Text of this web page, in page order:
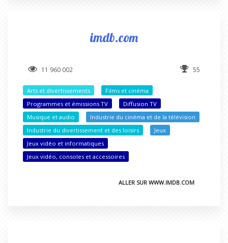
imdb.com
11 960 002 55
Arts et divertissements
Films et cinéma
Programmes et émissions TV
Diffusion TV
Musique et audio
Industrie du cinéma et de la télévision
Industrie du divertissement et des loisirs
Jeux
Jeux vidéo et informatiques
Jeux vidéo, consoles et accessoires
ALLER SUR WWW.IMDB.COM